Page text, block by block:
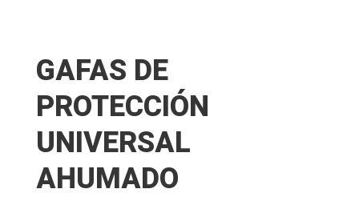
GAFAS DE
PROTECCIÓN
UNIVERSAL
AHUMADO